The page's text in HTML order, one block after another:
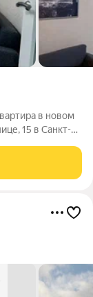
в новом
15 в Санкт-
к